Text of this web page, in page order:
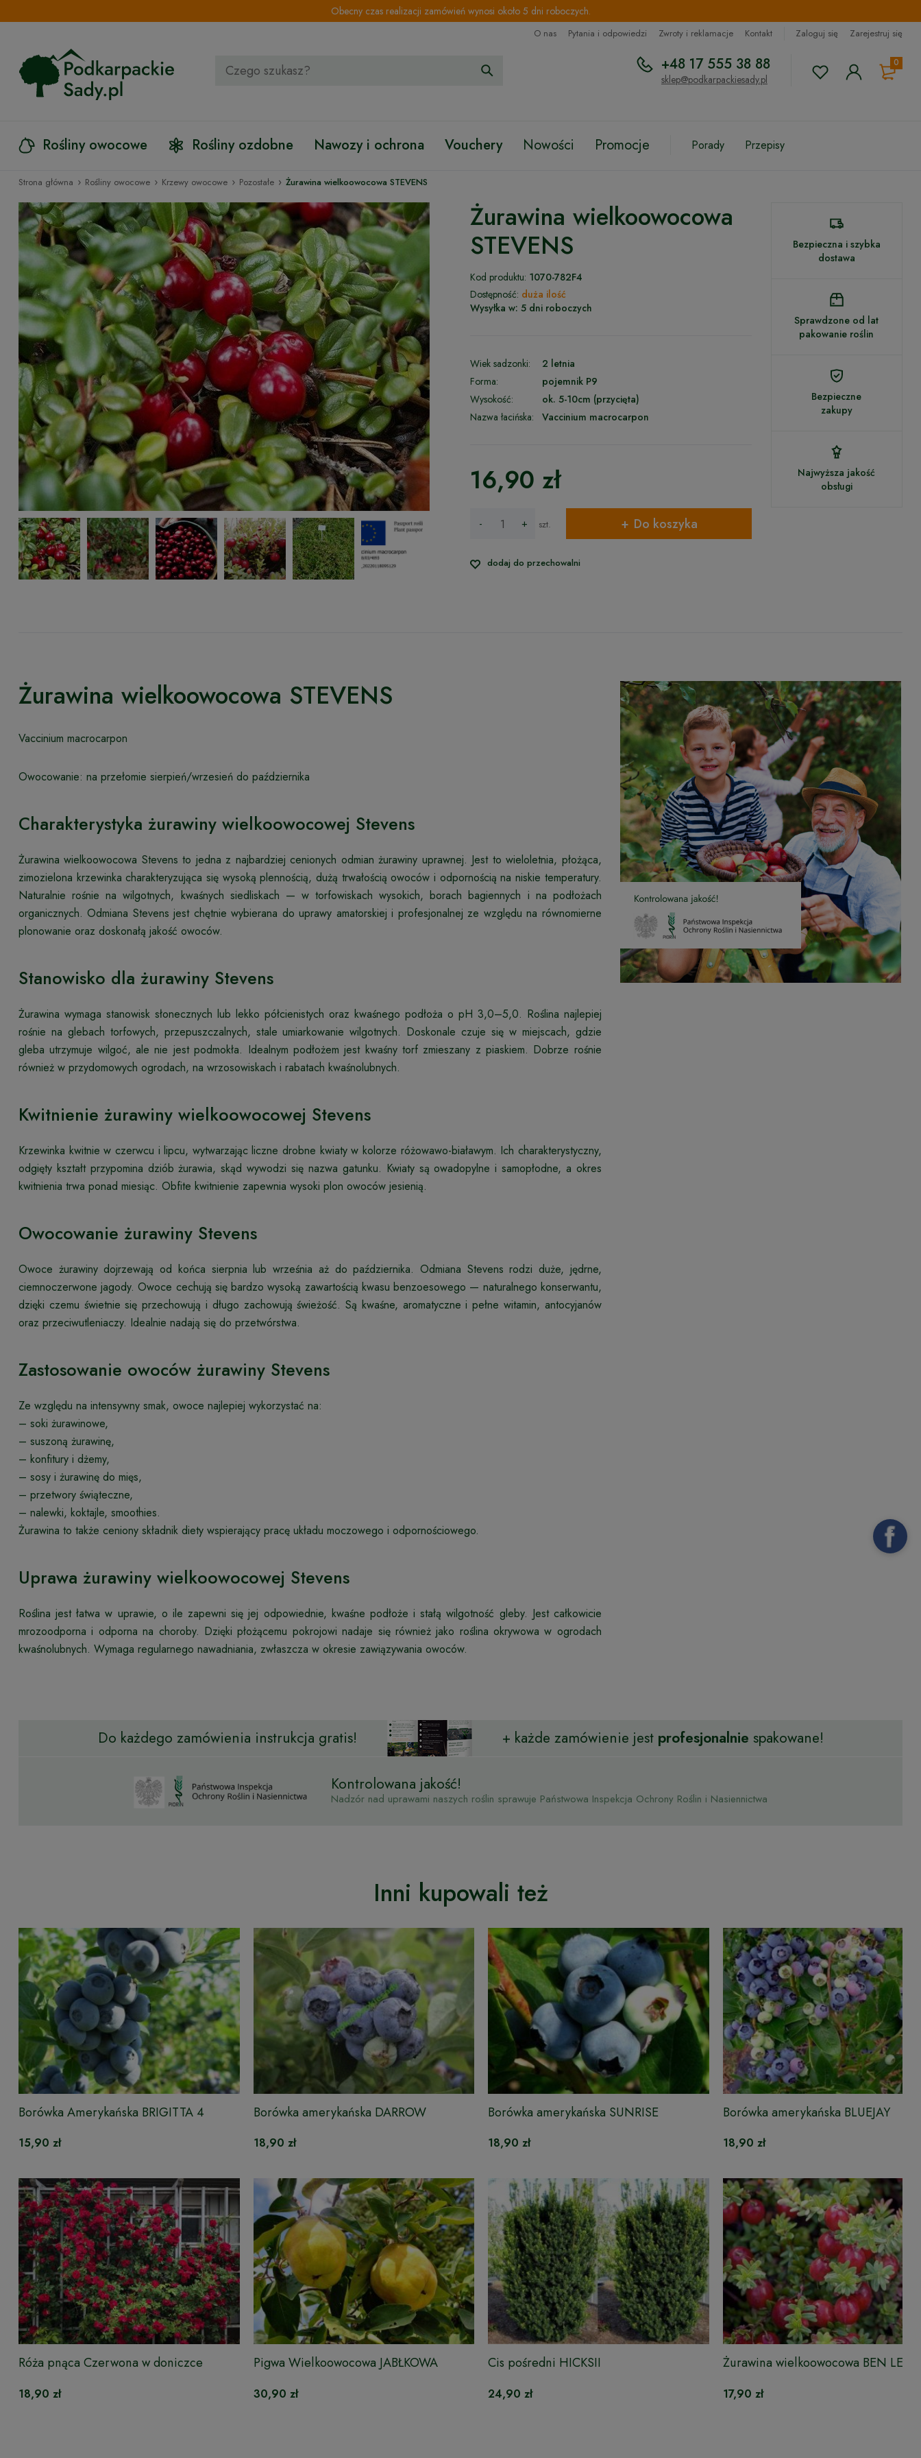
Obecny czas realizacji zamówień wynosi około 5 dni roboczych.
O nas Pytania i odpowiedzi Zwroty i reklamacje Kontakt Zaloguj się Zarejestruj się
0
+48 17 555 38 88
sklep@podkarpackiesady.pl
Rośliny owocowe Rośliny ozdobne Nawozy i ochrona Vouchery Nowości Promocje Porady Przepisy
Strona główna › Rośliny owocowe › Krzewy owocowe › Pozostałe › Żurawina wielkoowocowa STEVENS
Żurawina wielkoowocowa
STEVENS
Kod produktu: 1070-782F4
Dostępność: duża ilość
Wysyłka w: 5 dni roboczych
Wiek sadzonki:
2 letnia
Forma:
pojemnik P9
Wysokość:
ok. 5-10cm (przycięta)
Nazwa łacińska:
Vaccinium macrocarpon
16,90 zł
- + szt. Do koszyka
dodaj do przechowalni
Bezpieczna i szybka
dostawa
Sprawdzone od lat
pakowanie roślin
Bezpieczne
zakupy
Najwyższa jakość
obsługi
Żurawina wielkoowocowa STEVENS
Vaccinium macrocarpon
Owocowanie: na przełomie sierpień/wrzesień do października
Charakterystyka żurawiny wielkoowocowej Stevens
Żurawina wielkoowocowa Stevens to jedna z najbardziej cenionych odmian żurawiny uprawnej. Jest to wieloletnia, płożąca,
zimozielona krzewinka charakteryzująca się wysoką plennością, dużą trwałością owoców i odpornością na niskie temperatury.
Naturalnie rośnie na wilgotnych, kwaśnych siedliskach — w torfowiskach wysokich, borach bagiennych i na podłożach
organicznych. Odmiana Stevens jest chętnie wybierana do uprawy amatorskiej i profesjonalnej ze względu na równomierne
plonowanie oraz doskonałą jakość owoców.
Stanowisko dla żurawiny Stevens
Żurawina wymaga stanowisk słonecznych lub lekko półcienistych oraz kwaśnego podłoża o pH 3,0–5,0. Roślina najlepiej
rośnie na glebach torfowych, przepuszczalnych, stale umiarkowanie wilgotnych. Doskonale czuje się w miejscach, gdzie
gleba utrzymuje wilgoć, ale nie jest podmokła. Idealnym podłożem jest kwaśny torf zmieszany z piaskiem. Dobrze rośnie
również w przydomowych ogrodach, na wrzosowiskach i rabatach kwaśnolubnych.
Kwitnienie żurawiny wielkoowocowej Stevens
Krzewinka kwitnie w czerwcu i lipcu, wytwarzając liczne drobne kwiaty w kolorze różowawo-białawym. Ich charakterystyczny,
odgięty kształt przypomina dziób żurawia, skąd wywodzi się nazwa gatunku. Kwiaty są owadopylne i samopłodne, a okres
kwitnienia trwa ponad miesiąc. Obfite kwitnienie zapewnia wysoki plon owoców jesienią.
Owocowanie żurawiny Stevens
Owoce żurawiny dojrzewają od końca sierpnia lub września aż do października. Odmiana Stevens rodzi duże, jędrne,
ciemnoczerwone jagody. Owoce cechują się bardzo wysoką zawartością kwasu benzoesowego — naturalnego konserwantu,
dzięki czemu świetnie się przechowują i długo zachowują świeżość. Są kwaśne, aromatyczne i pełne witamin, antocyjanów
oraz przeciwutleniaczy. Idealnie nadają się do przetwórstwa.
Zastosowanie owoców żurawiny Stevens
Ze względu na intensywny smak, owoce najlepiej wykorzystać na:
– soki żurawinowe,
– suszoną żurawinę,
– konfitury i dżemy,
– sosy i żurawinę do mięs,
– przetwory świąteczne,
– nalewki, koktajle, smoothies.
Żurawina to także ceniony składnik diety wspierający pracę układu moczowego i odpornościowego.
Uprawa żurawiny wielkoowocowej Stevens
Roślina jest łatwa w uprawie, o ile zapewni się jej odpowiednie, kwaśne podłoże i stałą wilgotność gleby. Jest całkowicie
mrozoodporna i odporna na choroby. Dzięki płożącemu pokrojowi nadaje się również jako roślina okrywowa w ogrodach
kwaśnolubnych. Wymaga regularnego nawadniania, zwłaszcza w okresie zawiązywania owoców.
Do każdego zamówienia instrukcja gratis! + każde zamówienie jest profesjonalnie spakowane!
Kontrolowana jakość!
Nadzór nad uprawami naszych roślin sprawuje Państwowa Inspekcja Ochrony Roślin i Nasiennictwa
Inni kupowali też
Borówka Amerykańska BRIGITTA 4
15,90 zł
Borówka amerykańska DARROW
18,90 zł
Borówka amerykańska SUNRISE
18,90 zł
Borówka amerykańska BLUEJAY
18,90 zł
Róża pnąca Czerwona w doniczce
18,90 zł
Pigwa Wielkoowocowa JABŁKOWA
30,90 zł
Cis pośredni HICKSII
24,90 zł
Żurawina wielkoowocowa BEN LEAR
17,90 zł